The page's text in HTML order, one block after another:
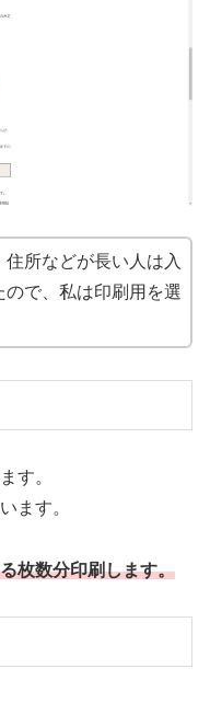
所などが長い人は入
で、私は印刷用を選
す。
ます。
枚数分印刷します。